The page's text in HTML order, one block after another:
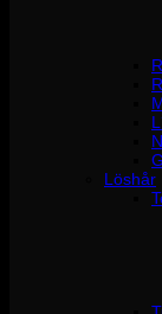
Löshår